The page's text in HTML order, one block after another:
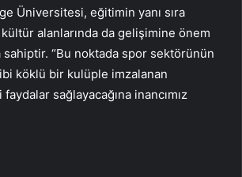
Üniversitesi, eğitimin yanı sıra
alanlarında da gelişimine önem
“Bu noktada spor sektörünün
köklü bir kulüple imzalanan
sağlayacağına inancımız